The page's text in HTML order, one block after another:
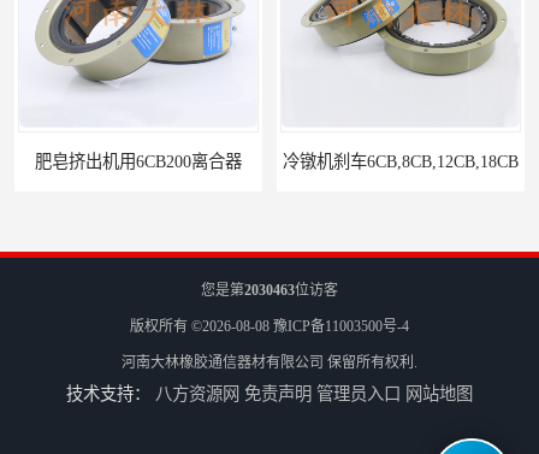
冷镦机刹车6CB,8CB,12CB,18CB Airflex同等6CB200离合器
您是第2030463位访客
版权所有 ©2026-08-08 豫ICP备11003500号-4
河南大林橡胶通信器材有限公司 保留所有权利.
技术支持： 八方资源网 免责声明 管理员入口 网站地图